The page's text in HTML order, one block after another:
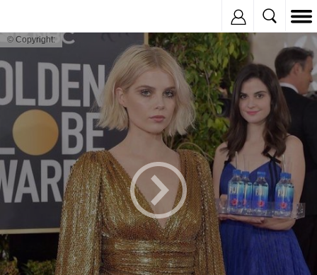
© Copyright: